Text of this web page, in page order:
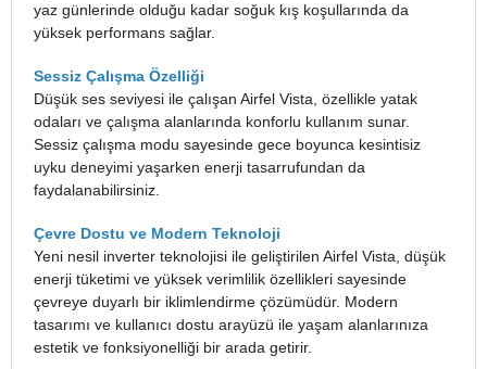
yaz günlerinde olduğu kadar soğuk kış koşullarında da
yüksek performans sağlar.
Sessiz Çalışma Özelliği
Düşük ses seviyesi ile çalışan Airfel Vista, özellikle yatak
odaları ve çalışma alanlarında konforlu kullanım sunar.
Sessiz çalışma modu sayesinde gece boyunca kesintisiz
uyku deneyimi yaşarken enerji tasarrufundan da
faydalanabilirsiniz.
Çevre Dostu ve Modern Teknoloji
Yeni nesil inverter teknolojisi ile geliştirilen Airfel Vista, düşük
enerji tüketimi ve yüksek verimlilik özellikleri sayesinde
çevreye duyarlı bir iklimlendirme çözümüdür. Modern
tasarımı ve kullanıcı dostu arayüzü ile yaşam alanlarınıza
estetik ve fonksiyonelliği bir arada getirir.